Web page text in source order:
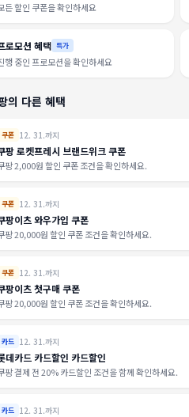
든 할인 쿠폰을 확인하세요
로모션 혜택 특가
행 중인 프로모션을 확인하세요
의 다른 혜택
쿠폰 12. 31.까지
팡 로켓프레시 브랜드위크 쿠폰
팡 2,000원 할인 쿠폰 조건을 확인하세요.
쿠폰 12. 31.까지
팡이츠 와우가입 쿠폰
팡 20,000원 할인 쿠폰 조건을 확인하세요.
쿠폰 12. 31.까지
팡이츠 첫구매 쿠폰
팡 20,000원 할인 쿠폰 조건을 확인하세요.
카드 12. 31.까지
데카드 카드할인 카드할인
팡 결제 전 20% 카드할인 조건을 함께 확인하세요.
카드 12. 31.까지